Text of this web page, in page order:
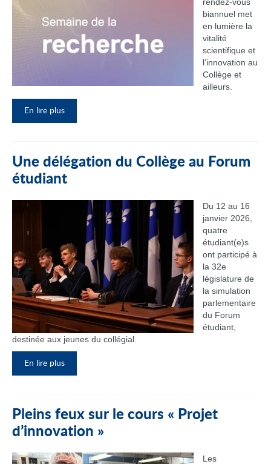
biannuel met
en lumière la
vitalité
scientifique et
l’innovation au
Collège et
ailleurs.
En lire plus
Une délégation du Collège au Forum
étudiant
Du 12 au 16
janvier 2026,
quatre
étudiant(e)s
ont participé à
la 32e
législature de
la simulation
parlementaire
du Forum
étudiant,
destinée aux jeunes du collégial.
En lire plus
Pleins feux sur le cours « Projet
d’innovation »
Les